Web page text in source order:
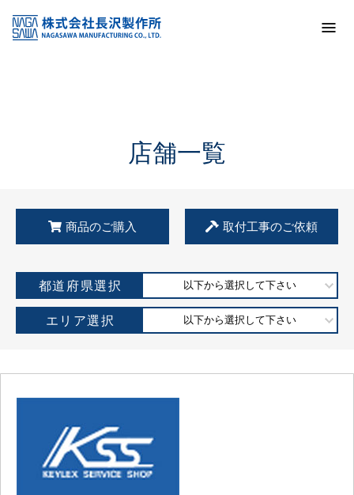
KSS加盟店・取扱店情報
店舗一覧
店舗一覧
商品のご購入 取付工事のご依頼
都道府県選択 以下から選択して下さい
エリア選択 以下から選択して下さい